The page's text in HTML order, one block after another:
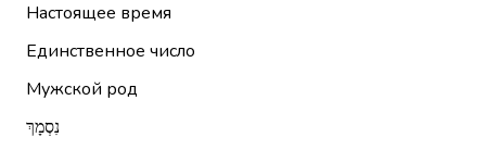
Настоящее время
Единственное число
Мужской род
נִסְמָךְ